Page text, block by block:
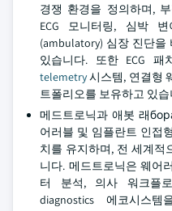
경쟁 환경을 정의하며,
ECG 모니터링, 심박
(ambulatory) 심장 진단을
있습니다. 또한 ECG 패
telemetry시스템, 연결형
트폴리오를 보유하고 있
메드트로닉과 애봇 래
어러블 및 임플란트 인접
치를 유지하며, 전 세계적
니다. 메드트로닉은 웨어
터 분석, 의사 워크플
diagnostics 에코시스